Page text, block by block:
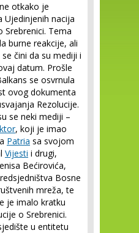
otkako je
Ujedinjenih nacija
Srebrenici. Tema
burne reakcije, ali
čini da su mediji i
datum. Prošle
se osvrnula
ovog dokumenta
Rezolucije.
se neki mediji –
, koji je imao
Patria sa svojom
Vijesti i drugi,
Bećirovića,
Bosne
mreža, te
je imalo kratku
o Srebrenici.
u entitetu